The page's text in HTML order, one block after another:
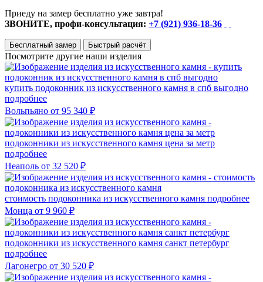
Приеду на замер бесплатно уже завтра!
ЗВОНИТЕ, профи-консультация: +7 (921) 936-18-36
Бесплатный замер Быстрый расчёт
Посмотрите другие наши изделия
купить подоконник из искусственного камня в спб выгодно
подробнее
Вольпьяно от 95 340 ₽
подоконники из искусственного камня цена за метр
подробнее
Неаполь от 32 520 ₽
стоимость подоконника из искусственного камня подробнее
Монца от 9 960 ₽
подоконники из искусственного камня санкт петербург
подробнее
Лагонегро от 30 520 ₽